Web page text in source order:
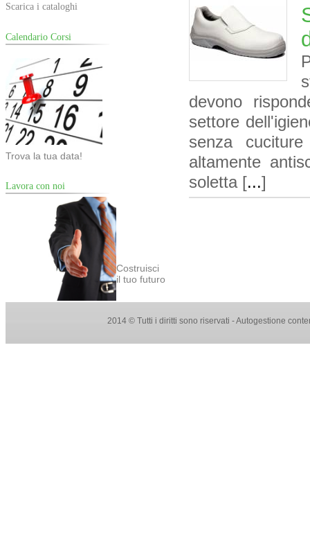
Scarica i cataloghi
Calendario Corsi
Trova la tua data!
Lavora con noi
Costruisci
il tuo futuro
devono
settore
senza
altamente
soletta [...]
2014 © Tutti i diritti sono riservati - Autogestione